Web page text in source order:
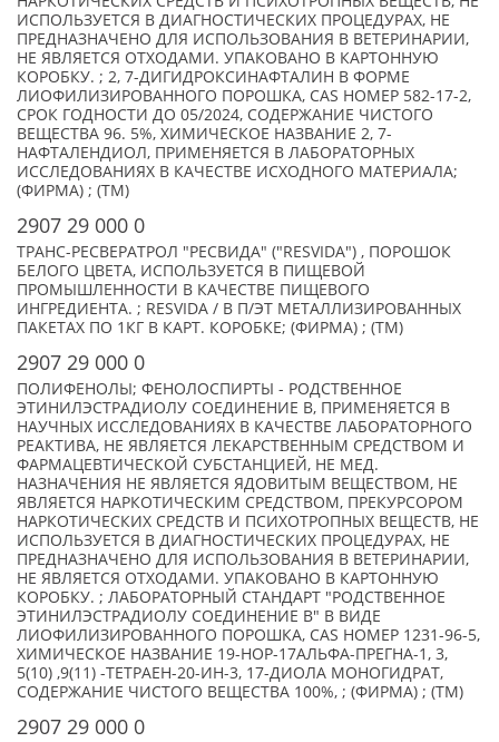
ИСПОЛЬЗУЕТСЯ В ДИАГНОСТИЧЕСКИХ ПРОЦЕДУРАХ, НЕ
ПРЕДНАЗНАЧЕНО ДЛЯ ИСПОЛЬЗОВАНИЯ В ВЕТЕРИНАРИИ,
НЕ ЯВЛЯЕТСЯ ОТХОДАМИ. УПАКОВАНО В КАРТОННУЮ
КОРОБКУ. ; 2, 7-ДИГИДРОКСИНАФТАЛИН В ФОРМЕ
ЛИОФИЛИЗИРОВАННОГО ПОРОШКА, CAS НОМЕР 582-17-2,
СРОК ГОДНОСТИ ДО 05/2024, СОДЕРЖАНИЕ ЧИСТОГО
ВЕЩЕСТВА 96. 5%, ХИМИЧЕСКОЕ НАЗВАНИЕ 2, 7-
НАФТАЛЕНДИОЛ, ПРИМЕНЯЕТСЯ В ЛАБОРАТОРНЫХ
ИССЛЕДОВАНИЯХ В КАЧЕСТВЕ ИСХОДНОГО МАТЕРИАЛА;
(ФИРМА) ; (TM)
2907 29 000 0
ТРАНС-РЕСВЕРАТРОЛ "РЕСВИДА" ("RESVIDA") , ПОРОШОК
БЕЛОГО ЦВЕТА, ИСПОЛЬЗУЕТСЯ В ПИЩЕВОЙ
ПРОМЫШЛЕННОСТИ В КАЧЕСТВЕ ПИЩЕВОГО
ИНГРЕДИЕНТА. ; RESVIDA / В П/ЭТ МЕТАЛЛИЗИРОВАННЫХ
ПАКЕТАХ ПО 1КГ В КАРТ. КОРОБКЕ; (ФИРМА) ; (TM)
2907 29 000 0
ПОЛИФЕНОЛЫ; ФЕНОЛОСПИРТЫ - РОДСТВЕННОЕ
ЭТИНИЛЭСТРАДИОЛУ СОЕДИНЕНИЕ B, ПРИМЕНЯЕТСЯ В
НАУЧНЫХ ИССЛЕДОВАНИЯХ В КАЧЕСТВЕ ЛАБОРАТОРНОГО
РЕАКТИВА, НЕ ЯВЛЯЕТСЯ ЛЕКАРСТВЕННЫМ СРЕДСТВОМ И
ФАРМАЦЕВТИЧЕСКОЙ СУБСТАНЦИЕЙ, НЕ МЕД.
НАЗНАЧЕНИЯ НЕ ЯВЛЯЕТСЯ ЯДОВИТЫМ ВЕЩЕСТВОМ, НЕ
ЯВЛЯЕТСЯ НАРКОТИЧЕСКИМ СРЕДСТВОМ, ПРЕКУРСОРОМ
НАРКОТИЧЕСКИХ СРЕДСТВ И ПСИХОТРОПНЫХ ВЕЩЕСТВ, НЕ
ИСПОЛЬЗУЕТСЯ В ДИАГНОСТИЧЕСКИХ ПРОЦЕДУРАХ, НЕ
ПРЕДНАЗНАЧЕНО ДЛЯ ИСПОЛЬЗОВАНИЯ В ВЕТЕРИНАРИИ,
НЕ ЯВЛЯЕТСЯ ОТХОДАМИ. УПАКОВАНО В КАРТОННУЮ
КОРОБКУ. ; ЛАБОРАТОРНЫЙ СТАНДАРТ "РОДСТВЕННОЕ
ЭТИНИЛЭСТРАДИОЛУ СОЕДИНЕНИЕ B" В ВИДЕ
ЛИОФИЛИЗИРОВАННОГО ПОРОШКА, CAS НОМЕР 1231-96-5,
ХИМИЧЕСКОЕ НАЗВАНИЕ 19-НОР-17АЛЬФА-ПРЕГНА-1, 3,
5(10) ,9(11) -ТЕТРАЕН-20-ИН-3, 17-ДИОЛА МОНОГИДРАТ,
СОДЕРЖАНИЕ ЧИСТОГО ВЕЩЕСТВА 100%, ; (ФИРМА) ; (TM)
2907 29 000 0